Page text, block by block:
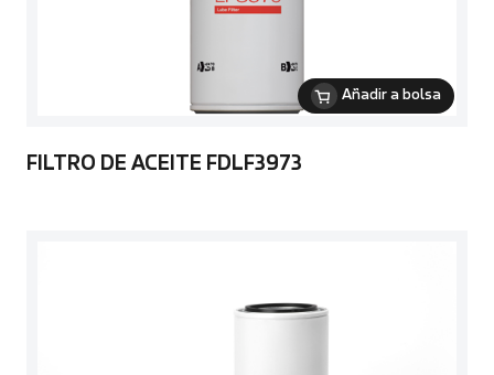
Añadir a bolsa
FILTRO DE ACEITE FDLF3973